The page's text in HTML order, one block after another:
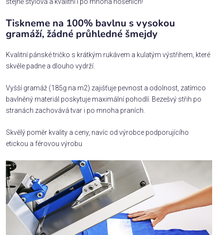
Tiskneme na 100% bavlnu s vysokou
gramáží, žádné průhledné šmejdy
Kvalitní pánské tričko s krátkým rukávem a kulatým výstřihem, které
skvěle padne a dlouho vydrží.
Vyšší gramáž (185g na m2) zajišťuje pevnost a odolnost, zatímco
bavlněný materiál poskytuje maximální pohodlí. Bezešvý střih po
stranách zachovává tvar i po mnoha praních.
Skvělý poměr kvality a ceny, navíc od výrobce podporujícího
etickou a férovou výrobu